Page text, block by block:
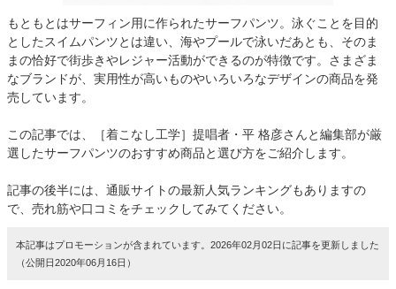
もともとはサーフィン用に作られたサーフパンツ。泳ぐことを目的
としたスイムパンツとは違い、海やプールで泳いだあとも、そのま
まの恰好で街歩きやレジャー活動ができるのが特徴です。さまざま
なブランドが、実用性が高いものやいろいろなデザインの商品を発
売しています。
この記事では、［着こなし工学］提唱者・平 格彦さんと編集部が厳
選したサーフパンツのおすすめ商品と選び方をご紹介します。
記事の後半には、通販サイトの最新人気ランキングもありますの
で、売れ筋や口コミをチェックしてみてください。
本記事はプロモーションが含まれています。2026年02月02日に記事を更新しました
（公開日2020年06月16日）